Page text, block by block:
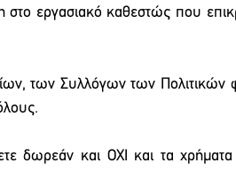
εργασιακό καθεστώς που
των Συλλόγων των Πολιτικών
δωρεάν και ΟΧΙ και τα